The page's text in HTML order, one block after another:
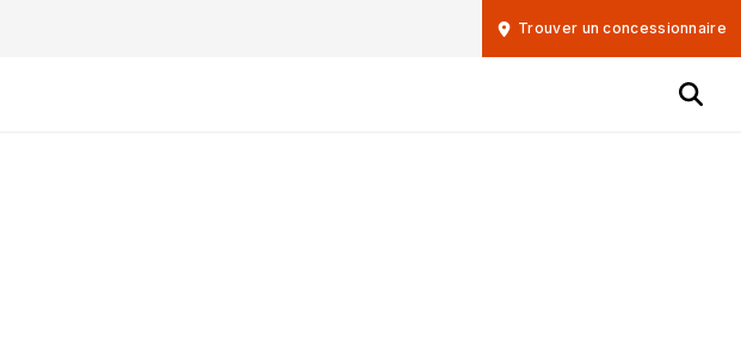
Trouver un concessionnaire